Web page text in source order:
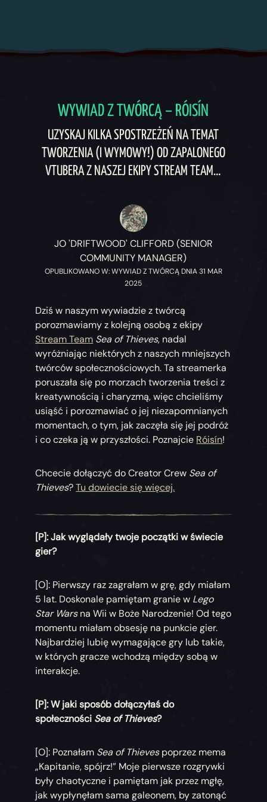
WYWIAD Z TWÓRCĄ – RÓISÍN
UZYSKAJ KILKA SPOSTRZEŻEŃ NA TEMAT
TWORZENIA (I WYMOWY!) OD ZAPALONEGO
VTUBERA Z NASZEJ EKIPY STREAM TEAM…
JO 'DRIFTWOOD' CLIFFORD (SENIOR
COMMUNITY MANAGER)
OPUBLIKOWANO W: WYWIAD Z TWÓRCĄ DNIA 31 MAR
2025
Dziś w naszym wywiadzie z twórcą
porozmawiamy z kolejną osobą z ekipy
Stream Team Sea of Thieves, nadal
wyróżniając niektórych z naszych mniejszych
twórców społecznościowych. Ta streamerka
poruszała się po morzach tworzenia treści z
kreatywnością i charyzmą, więc chcieliśmy
usiąść i porozmawiać o jej niezapomnianych
momentach, o tym, jak zaczęła się jej podróż
i co czeka ją w przyszłości. Poznajcie Róisín!
Chcecie dołączyć do Creator Crew Sea of
Thieves?Tu dowiecie się więcej.
[P]: Jak wyglądały twoje początki w świecie
gier?
[O]: Pierwszy raz zagrałam w grę, gdy miałam
5 lat. Doskonale pamiętam granie w Lego
Star Warsna Wii w Boże Narodzenie! Od tego
momentu miałam obsesję na punkcie gier.
Najbardziej lubię wymagające gry lub takie,
w których gracze wchodzą między sobą w
interakcje.
[P]: W jaki sposób dołączyłaś do
społeczności Sea of Thieves?
[O]: Poznałam Sea of Thievespoprzez mema
„Kapitanie, spójrz!” Moje pierwsze rozgrywki
były chaotyczne i pamiętam jak przez mgłę,
jak wypłynęłam sama galeonem, by zatonąć